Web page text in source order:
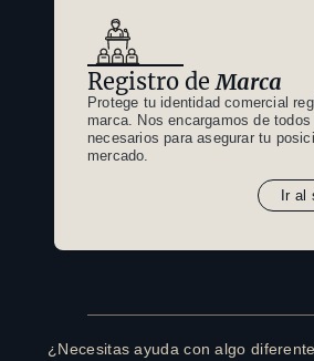
Registro de Marca
Protege tu identidad comercial
marca. Nos encargamos de
necesarios para asegurar tu
mercado.
Ir al
¿Necesitas ayuda con algo